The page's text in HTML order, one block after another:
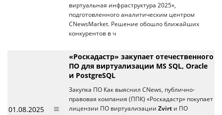
виртуальная инфраструктура 2025»,
подготовленного аналитическим центром
CNewsMarket. Решение обошло ближайших
конкурентов в ч
01.08.2025
«Роскадастр» закупает отечественного
ПО для виртуализации MS SQL, Oracle
и PostgreSQL
Закупка ПО Как выяснил CNews, публично-
правовая компания (ППК) «Роскадастр» покупает
лицензии ПО виртуализации Zvirt и ПО